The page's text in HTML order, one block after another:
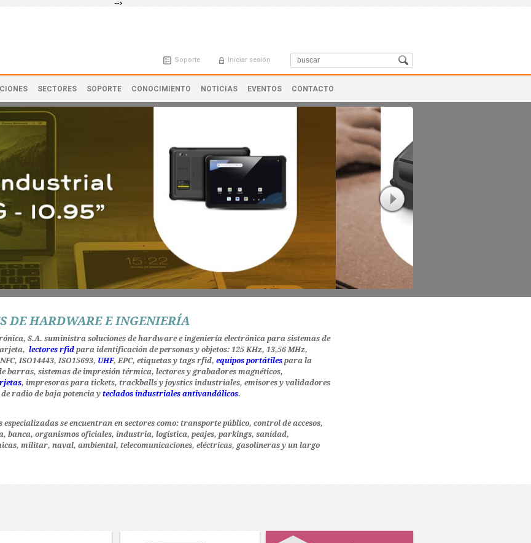
-->
Soporte Iniciar sesión
SECTORES SOPORTE CONOCIMIENTO NOTICIAS EVENTOS CONTACTO
DE HARDWARE E INGENIERÍA
S.A. suministra soluciones de hardware e ingeniería electrónica para sistemas de
lectores rfid para identificación de personas y objetos: 125 KHz, 13,56 MHz,
ISO14443, ISO15693, UHF, EPC, etiquetas y tags rfid, equipos portátiles para la
barras, sistemas de impresión térmica, lectores y grabadores magnéticos,
, impresoras para tickets, trackballs y joystics industriales, emisores y validadores
radio de baja potencia y teclados industriales antivandálicos.
especializadas se encuentran en sectores como: transporte público, control de accesos,
banca, organismos oficiales, industria, logística, peajes, parkings, sanidad,
militar, naval, ambiental, telecomunicaciones, eléctricas, gasolineras y un largo